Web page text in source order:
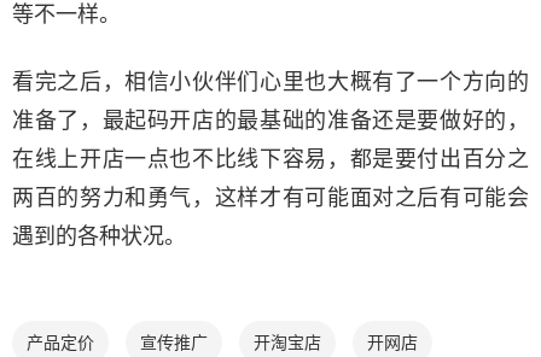
等不一样。
看完之后，相信小伙伴们心里也大概有了一个方向的
准备了，最起码开店的最基础的准备还是要做好的，
在线上开店一点也不比线下容易，都是要付出百分之
两百的努力和勇气，这样才有可能面对之后有可能会
遇到的各种状况。
产品定价 宣传推广 开淘宝店 开网店